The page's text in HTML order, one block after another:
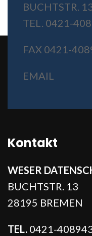
BUCHTSTR.
TEL. 0421-
FAX 0421-
EMAIL
Kontakt
WESER
BUCHTSTR. 13
28195 BREMEN
TEL. 0421-